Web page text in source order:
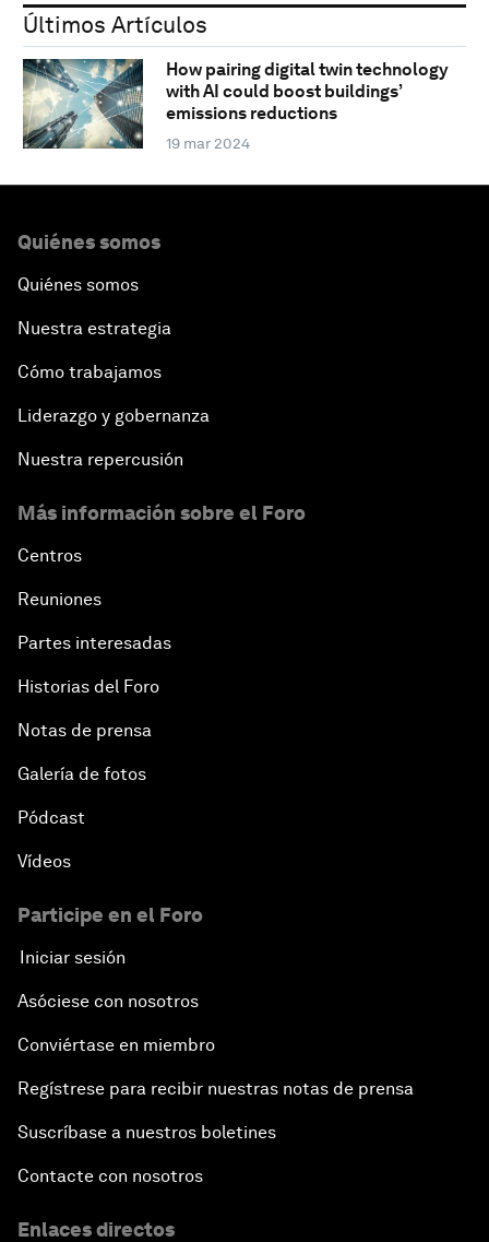
Últimos Artículos
How pairing digital twin technology
with AI could boost buildings’
emissions reductions
19 mar 2024
Quiénes somos
Quiénes somos
Nuestra estrategia
Cómo trabajamos
Liderazgo y gobernanza
Nuestra repercusión
Más información sobre el Foro
Centros
Reuniones
Partes interesadas
Historias del Foro
Notas de prensa
Galería de fotos
Pódcast
Vídeos
Participe en el Foro
Iniciar sesión
Asóciese con nosotros
Conviértase en miembro
Regístrese para recibir nuestras notas de prensa
Suscríbase a nuestros boletines
Contacte con nosotros
Enlaces directos